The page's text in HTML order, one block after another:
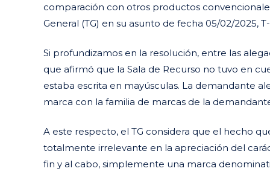
comparación con otros productos
General (TG) en su asunto de fecha 05/02/2025,
Si profundizamos en la resolución, entre las
que afirmó que la Sala de Recurso no tuvo en
estaba escrita en mayúsculas. La demandante
marca con la familia de marcas de la
A este respecto, el TG considera que el hecho
totalmente irrelevante en la apreciación del
fin y al cabo, simplemente una marca